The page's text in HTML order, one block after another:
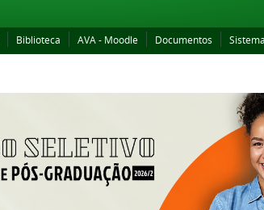
Biblioteca AVA - Moodle Documentos